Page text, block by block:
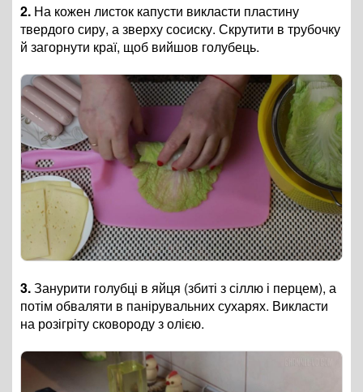
2. На кожен листок капусти викласти пластину
твердого сиру, а зверху сосиску. Скрутити в трубочку
й загорнути краї, щоб вийшов голубець.
3.Занурити голубці в яйця (збиті з сіллю і перцем), а
потім обваляти в панірувальних сухарях. Викласти
на розігріту сковороду з олією.